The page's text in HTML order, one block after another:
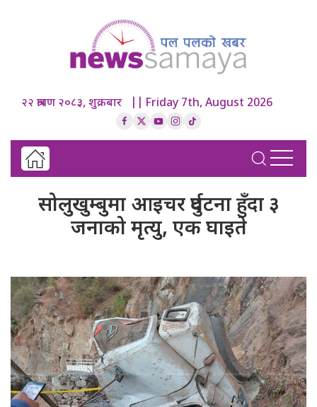
२२ श्रावण २०८३, शुक्रबार || Friday 7th, August 2026
सोलुखुम्बुमा आइचर दुर्घटना हुँदा ३
जनाको मृत्यु, एक घाइते